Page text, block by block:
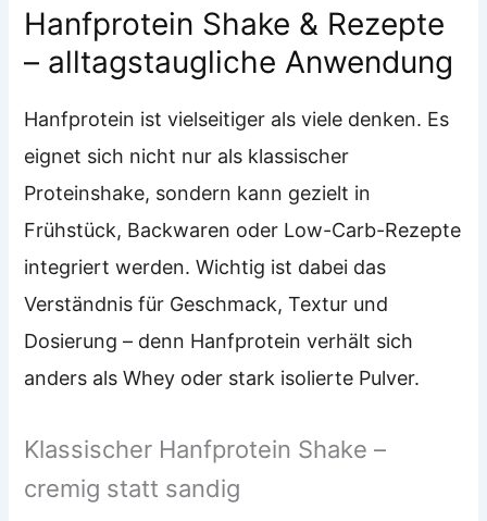
Hanfprotein Shake & Rezepte
– alltagstaugliche Anwendung
Hanfprotein ist vielseitiger als viele denken. Es
eignet sich nicht nur als klassischer
Proteinshake, sondern kann gezielt in
Frühstück, Backwaren oder Low-Carb-Rezepte
integriert werden. Wichtig ist dabei das
Verständnis für Geschmack, Textur und
Dosierung – denn Hanfprotein verhält sich
anders als Whey oder stark isolierte Pulver.
Klassischer Hanfprotein Shake –
cremig statt sandig